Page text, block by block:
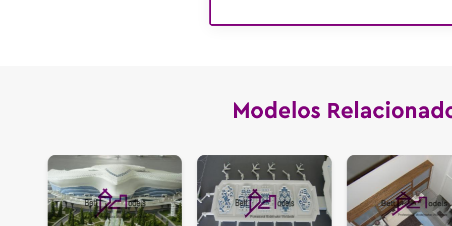
Modelos